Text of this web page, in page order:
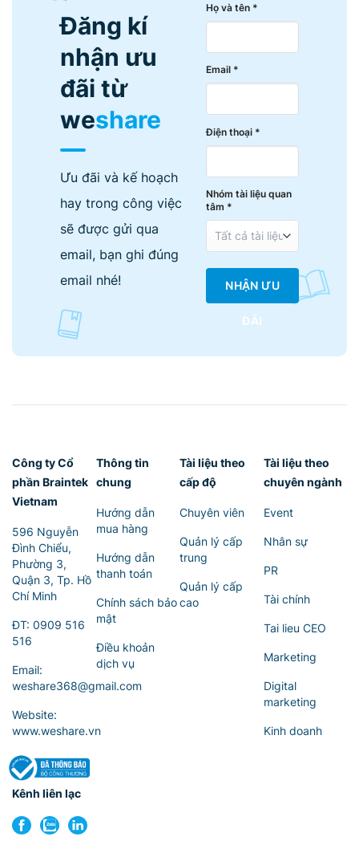
Đăng kí
nhận ưu
đãi từ
weshare
Ưu đãi và kế hoạch
hay trong công việc
sẽ được gửi qua
email, bạn ghi đúng
email nhé!
Họ và tên *
Email *
Điện thoại *
Nhóm tài liệu quan
tâm *
NHẬN ƯU
ĐÃI
Công ty Cổ
phần Braintek
Vietnam
596 Nguyễn
Đình Chiểu,
Phường 3,
Quận 3, Tp. Hồ
Chí Minh
ĐT: 0909 516
516
Email:
weshare368@gmail.com
Website:
www.weshare.vn
Thông tin
chung
Hướng dẫn
mua hàng
Hướng dẫn
thanh toán
Chính sách bảo
mật
Điều khoản
dịch vụ
Tài liệu theo
cấp độ
Chuyên viên
Quản lý cấp
trung
Quản lý cấp
cao
Tài liệu theo
chuyên ngành
Event
Nhân sự
PR
Tài chính
Tai lieu CEO
Marketing
Digital
marketing
Kinh doanh
Kênh liên lạc